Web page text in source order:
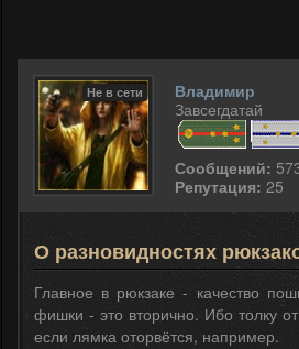
Не в сети
Владимир
Завсегдатай
Сообщений:
Репутация: 25
О разновидностях
Главное в рюкзаке - качество
фишки - это вторично. Ибо толку от
если лямка оторвётся, например.